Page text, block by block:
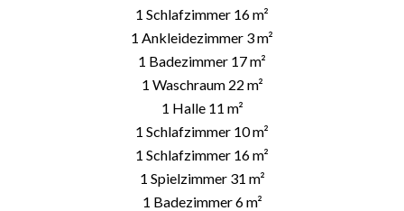
1 Schlafzimmer 16 m²
1 Ankleidezimmer 3 m²
1 Badezimmer 17 m²
1 Waschraum 22 m²
1 Halle 11 m²
1 Schlafzimmer 10 m²
1 Schlafzimmer 16 m²
1 Spielzimmer 31 m²
1 Badezimmer6 m²